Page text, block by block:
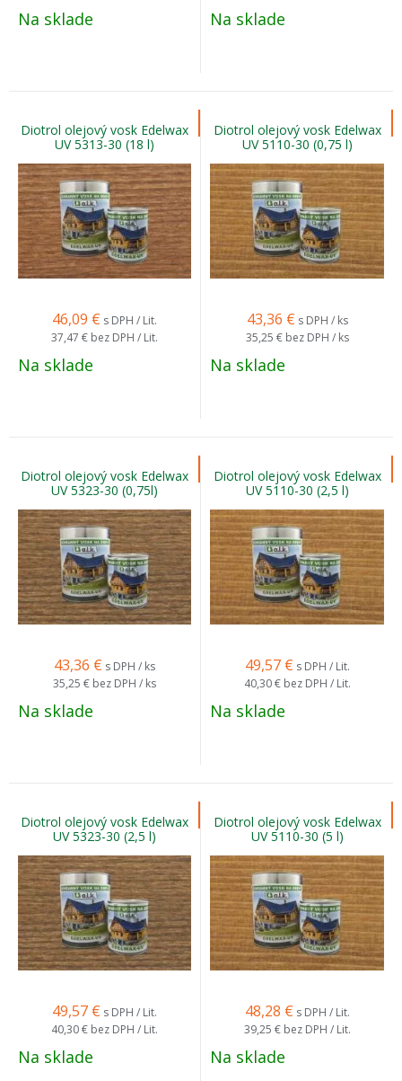
Na sklade Na sklade
Diotrol olejový vosk Edelwax
UV 5313-30 (18 l)
46,09 € s DPH / Lit.
37,47 € bez DPH / Lit.
Na sklade
Diotrol olejový vosk Edelwax
UV 5110-30 (0,75 l)
43,36 € s DPH / ks
35,25 € bez DPH / ks
Na sklade
Diotrol olejový vosk Edelwax
UV 5323-30 (0,75l)
43,36 € s DPH / ks
35,25 € bez DPH / ks
Na sklade
Diotrol olejový vosk Edelwax
UV 5110-30 (2,5 l)
49,57 € s DPH / Lit.
40,30 € bez DPH / Lit.
Na sklade
Diotrol olejový vosk Edelwax
UV 5323-30 (2,5 l)
49,57 € s DPH / Lit.
40,30 € bez DPH / Lit.
Na sklade
Diotrol olejový vosk Edelwax
UV 5110-30 (5 l)
48,28 € s DPH / Lit.
39,25 € bez DPH / Lit.
Na sklade